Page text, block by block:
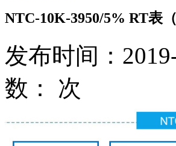
NTC-10K-3950/5% RT表
发布时间：
数： 次